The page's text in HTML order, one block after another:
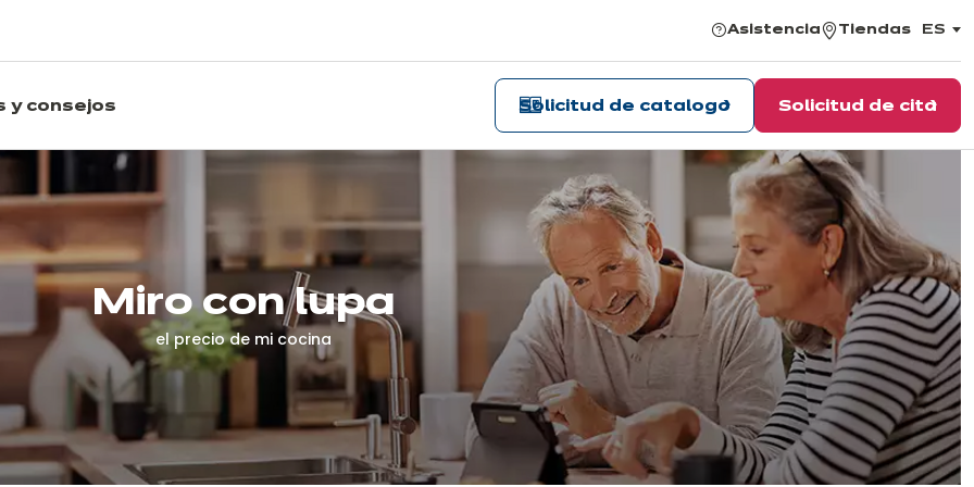
Asistencia Tiendas ES
,
y consejos Solicitud de cita
Solicitud de catalogo
Miro con lupa
el precio de mi cocina